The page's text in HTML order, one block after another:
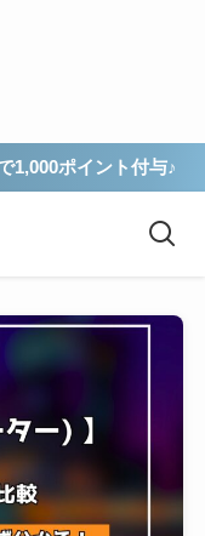
1,000ポイント付与♪